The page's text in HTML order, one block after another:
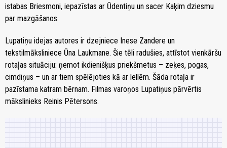
istabas Briesmoni, iepazīstas ar Ūdentiņu un sacer Kaķim dziesmu
par mazgāšanos.
Lupatiņu idejas autores ir dzejniece Inese Zandere un
tekstilmāksliniece Ūna Laukmane. Šie tēli radušies, attīstot vienkāršu
rotaļas situāciju: ņemot ikdienišķus priekšmetus – zeķes, pogas,
cimdiņus – un ar tiem spēlējoties kā ar lellēm. Šāda rotaļa ir
pazīstama katram bērnam. Filmas varoņos Lupatiņus pārvērtis
mākslinieks Reinis Pētersons.